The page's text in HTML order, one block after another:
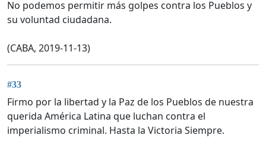
No podemos permitir más golpes contra los Pueblos y
su voluntad ciudadana.
(CABA, 2019-11-13)
#33
Firmo por la libertad y la Paz de los Pueblos de nuestra
querida América Latina que luchan contra el
imperialismo criminal. Hasta la Victoria Siempre.